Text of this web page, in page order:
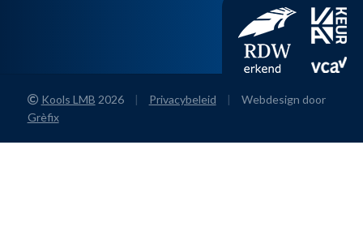
Kools LMB 2026 | Privacybeleid |
Webdesign door
Grèfix